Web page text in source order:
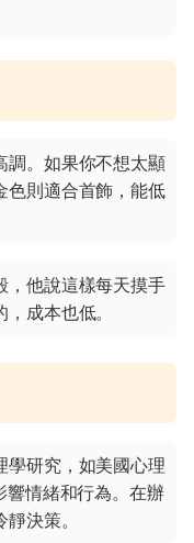
調。如果你不想太顯
色則適合首飾，能低
，他說這樣每天摸手
成本也低。
學研究，如美國心理
響情緒和行為。在辦
決策。